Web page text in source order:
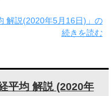
解説(2020年5月16日)」の
続きを読む
平均 解説 (2020年